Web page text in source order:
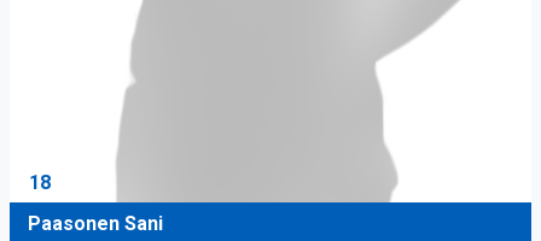
18
Paasonen Sani